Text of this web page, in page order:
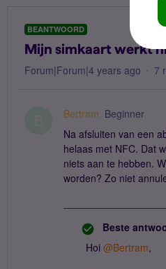
BEANTWOORD
Mijn simkaart werkt
Forum|Forum|4 years ago 7
Bertram Beginner
Na afsluiten van een
helaas met NFC. Dat
niets aan te hebben.
worden? Zo niet
Beste
Hoi @Bertram,